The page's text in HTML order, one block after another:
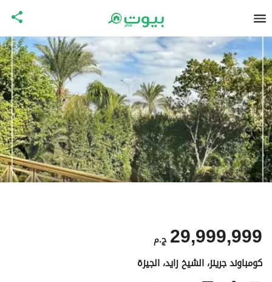
ج.م 29,999,999
كومباوند جرينز، الشيخ زايد، الجيزة